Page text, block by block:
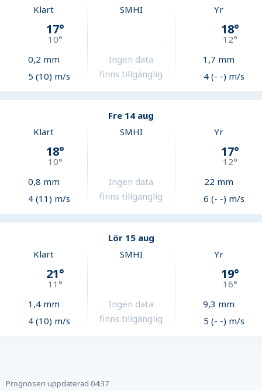
Klart
17°
10°
0,2 mm
5 (10) m/s
SMHI
Ingen data
finns tillgänglig
Yr
18°
12°
1,7 mm
4 (- -) m/s
Fre 14 aug
Klart
18°
10°
0,8 mm
4 (11) m/s
SMHI
Ingen data
finns tillgänglig
Yr
17°
12°
22 mm
6 (- -) m/s
Lör 15 aug
Klart
21°
11°
1,4mm
4 (10) m/s
SMHI
Ingen data
finns tillgänglig
Yr
19°
16°
9,3 mm
5 (- -) m/s
Prognosen uppdaterad 04:37